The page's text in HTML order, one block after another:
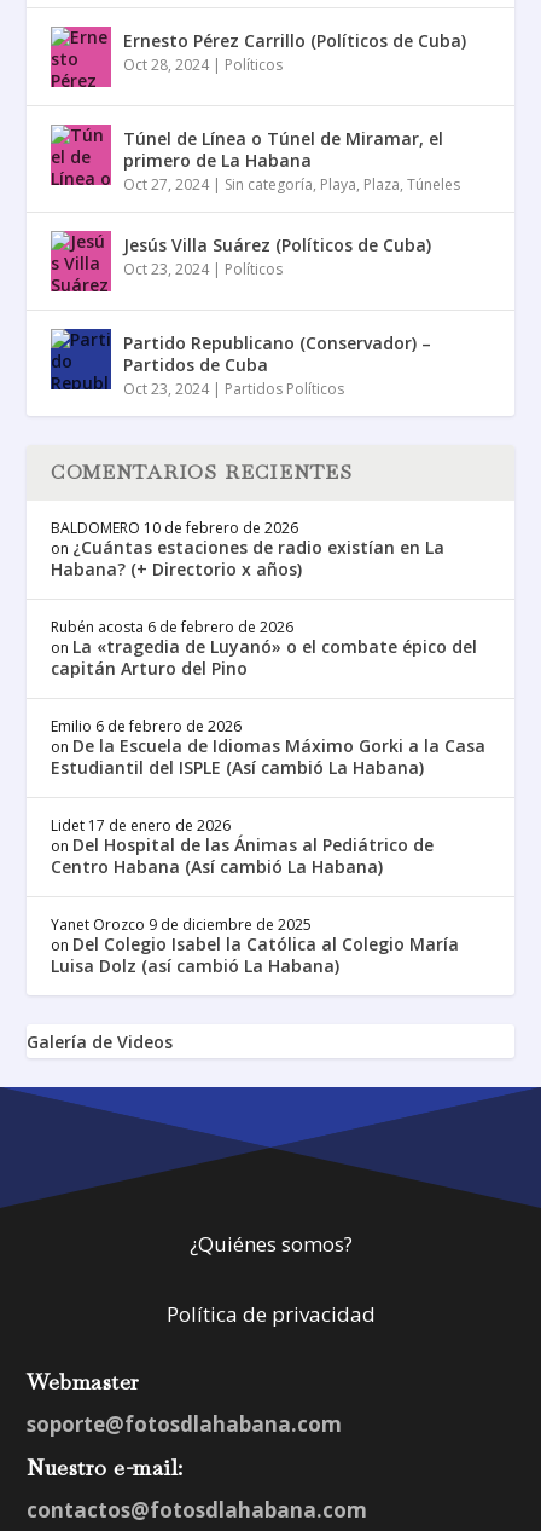
Ernesto Pérez Carrillo (Políticos de Cuba)
Oct 28, 2024| Políticos
Túnel de Línea o Túnel de Miramar, el
primero de La Habana
Oct 27, 2024| Sin categoría, Playa, Plaza,Túneles
Jesús Villa Suárez (Políticos de Cuba)
Oct 23, 2024| Políticos
Partido Republicano (Conservador) –
Partidos de Cuba
Oct 23, 2024| Partidos Políticos
COMENTARIOS RECIENTES
BALDOMERO 10 de febrero de 2026
on ¿Cuántas estaciones de radio existían en La
Habana? (+ Directorio x años)
Rubén acosta 6 de febrero de 2026
on La «tragedia de Luyanó» o el combate épico del
capitán Arturo del Pino
Emilio 6 de febrero de 2026
on De la Escuela de Idiomas Máximo Gorki a la Casa
Estudiantil del ISPLE (Así cambió La Habana)
Lidet 17 de enero de 2026
on Del Hospital de las Ánimas al Pediátrico de
Centro Habana (Así cambió La Habana)
Yanet Orozco 9 de diciembre de 2025
on Del Colegio Isabel la Católica al Colegio María
Luisa Dolz (así cambió La Habana)
Galería de Videos
¿Quiénes somos?
Política de privacidad
Webmaster
soporte@fotosdlahabana.com
Nuestro e-mail:
contactos@fotosdlahabana.com